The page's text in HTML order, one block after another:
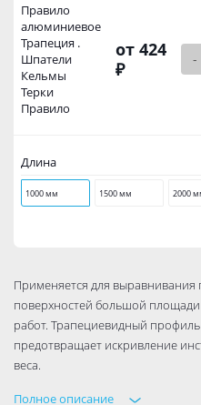
Правило
алюминиевое
Трапеция .
Шпатели
Кельмы
Терки
Правило
от 424
₽
-
Длина
1000 мм 1500 мм 2000
Применяется для выравнивания
поверхностей большой
работ. Трапециевидный
предотвращает искривление
веса.
Полное описание